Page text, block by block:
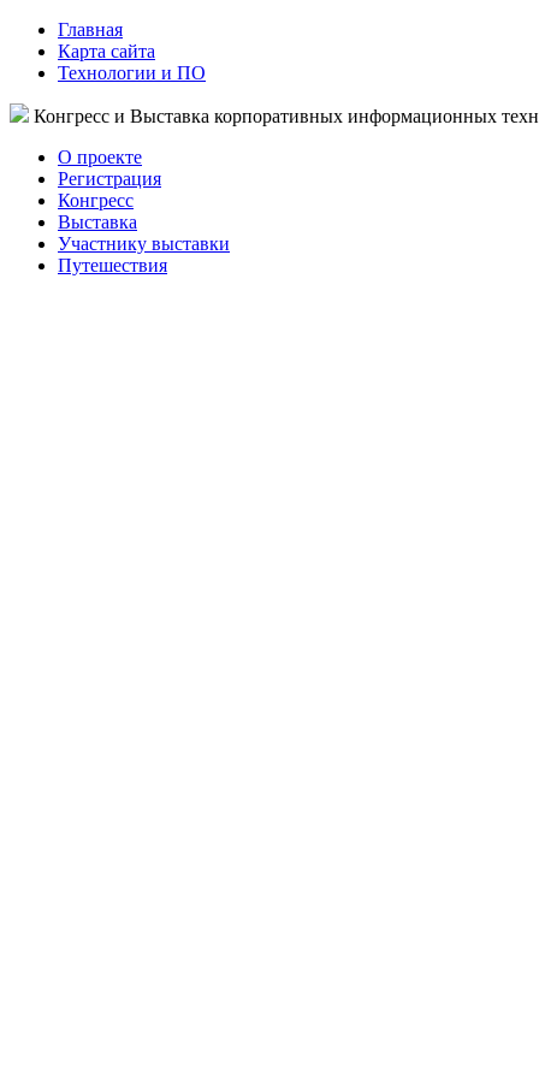
Главная
Карта сайта
Технологии и ПО
Конгресс и Выставка корпоративных информационных
О проекте
Регистрация
Конгресс
Выставка
Участнику выставки
Путешествия